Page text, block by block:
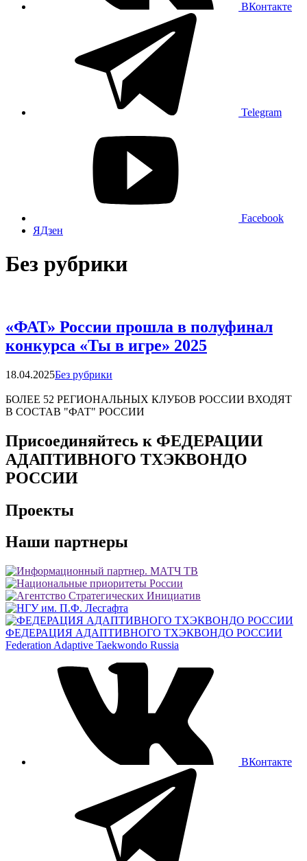
ВКонтакте
Telegram
Facebook
ЯДзен
Без рубрики
«ФАТ» России прошла в полуфинал
конкурса «Ты в игре» 2025
18.04.2025Категории
Без рубрики
БОЛЕЕ 52 РЕГИОНАЛЬНЫХ КЛУБОВ РОССИИ ВХОДЯТ
В СОСТАВ "ФАТ" РОССИИ
Присоединяйтесь к ФЕДЕРАЦИИ
АДАПТИВНОГО ТХЭКВОНДО
РОССИИ
Проекты
Наши партнеры
ФЕДЕРАЦИЯ АДАПТИВНОГО ТХЭКВОНДО РОССИИ
Federation Adaptive Taekwondo Russia
ВКонтакте